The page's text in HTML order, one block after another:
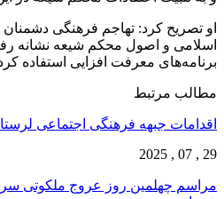
او تصریح کرد: تهاجم فرهنگی
اسلامی و اصول محکم شیعه نشانه
برنامه‌های معرفت افزایی استفاده
مطالب مرتبط
اقدامات جبهه فرهنگی اجتماعی لرستان
29 , 07 , 2025
مراسم چهلمین روز عروج ملکوتی